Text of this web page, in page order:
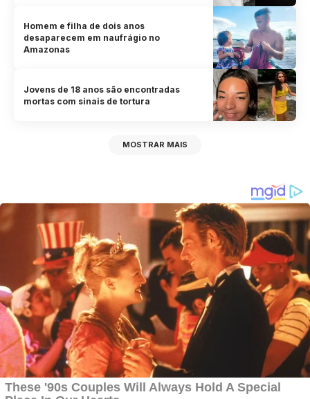
Homem e filha de dois anos
desaparecem em naufrágio no
Amazonas
Jovens de 18 anos são encontradas
mortas com sinais de tortura
MOSTRAR MAIS